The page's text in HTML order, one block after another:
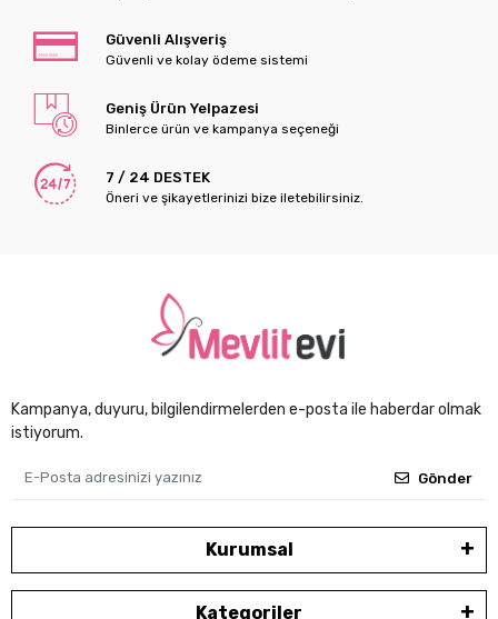
Güvenli Alışveriş
Güvenli ve kolay ödeme sistemi
Geniş Ürün Yelpazesi
Binlerce ürün ve kampanya seçeneği
7 / 24 DESTEK
Öneri ve şikayetlerinizi bize iletebilirsiniz.
Kampanya, duyuru, bilgilendirmelerden e-posta ile haberdar olmak
istiyorum.
Gönder
Kurumsal
Kategoriler